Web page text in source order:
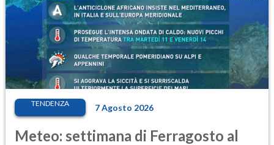
TENDENZA 7 Agosto 2026
Meteo: settimana di Ferragosto al